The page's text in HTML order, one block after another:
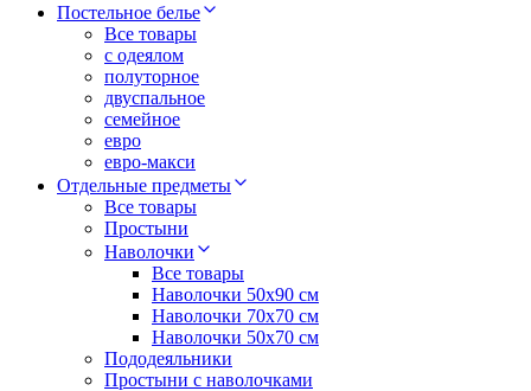
Постельное белье
Все товары
с одеялом
полуторное
двуспальное
семейное
евро
евро-макси
Отдельные предметы
Все товары
Простыни
Наволочки
Все товары
Наволочки 50x90 см
Наволочки 70x70 cм
Наволочки 50х70 см
Пододеяльники
Простыни с наволочками